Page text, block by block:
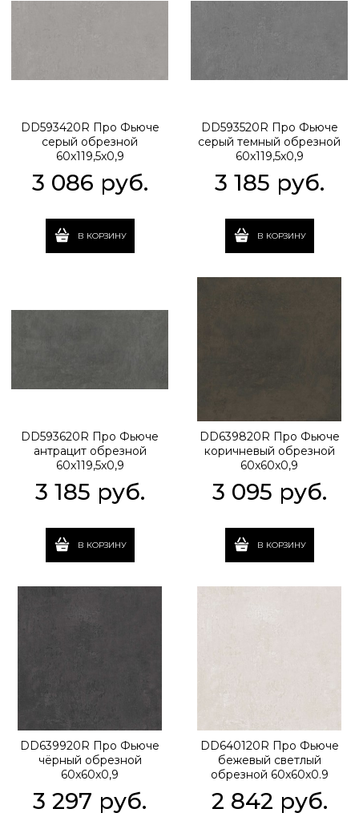
DD593420R Про Фьюче
серый обрезной
60x119,5x0,9
3 086 руб.
В КОРЗИНУ
DD593520R Про Фьюче
серый темный обрезной
60x119,5x0,9
3 185 руб.
В КОРЗИНУ
DD593620R Про Фьюче
антрацит обрезной
60x119,5x0,9
3 185 руб.
В КОРЗИНУ
DD639820R Про Фьюче
коричневый обрезной
60x60x0,9
3 095 руб.
В КОРЗИНУ
DD639920R Про Фьюче
чёрный обрезной
60x60x0,9
3 297 руб.
DD640120R Про Фьюче
бежевый светлый
обрезной 60x60x0.9
2 842 руб.